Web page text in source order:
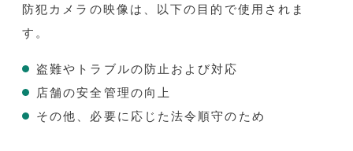
防犯カメラの映像は、以下の目的で使用されま
す。
盗難やトラブルの防止および対応
店舗の安全管理の向上
その他、必要に応じた法令順守のため